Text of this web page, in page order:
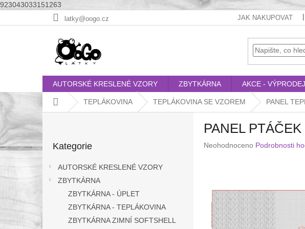
923043033151263
na
latky@oogo.cz JAK NAKUPOVAT
AUTORSKÉ KRESLENÉ VZORY ZBYTKÁRNA AKCE - VÝPRODEJ
Domů TEPLÁKOVINA TEPLÁKOVINA SE VZOREM PANEL
s
t
kategorie
Kategorie
AUTORSKÉ KRESLENÉ VZORY
ZBYTKÁRNA
ZBYTKÁRNA - ÚPLET
ZBYTKÁRNA - TEPLÁKOVINA
ZBYTKÁRNA ZIMNÍ SOFTSHELL
PANEL
Průměrné
hvězdiček.
Neohodnoceno Podrobnosti